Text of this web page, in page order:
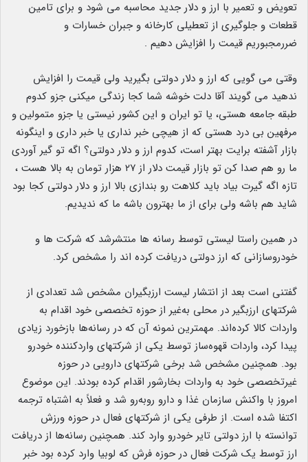
تعویض و تعمیر با ارز و دلار جدید محاسبه می شود و برای تامین
قطعات و جلوگیری از تعطیلی کارخانه و جبران خسارات و
ضررمجبوریم قیمت را افزایش دهیم .
وقتی می گویی که ارز و دلار دولتی بگیرید ولی قیمت را افزایش
ندهید می گویند آقا دلت خوشه شما کجا زندگی میکنی جزو کدوم
طبقه جامعه هستی، یا تو ایران و این کشور نیستی یا جزو متمولین و
مرفهین بی درد هستی که از هیچی خبر نداری یا خبر داری و اینگونه
بازار آشفته برایت بهتر است، کدوم ارز و دلار دولتی؟ اگه تو گیر آوردی
ما رو هم صدا کن تو بازار قیمت دلار از ۲۷ هزار تومان به بالا هست ،
تازه اگه گیرت بیاد باید کلاهت رو بندازی بالا ارز و دلار دولتی کجا بود
شاید هم باشه ولی برای از ما بهترون باشه ما که ندیدیم.
در همین راستا لیستی توسط رسانه ها منتشرشد که شرکت ها و
خودروسازانی که ارز دولتی دریافت کرده اند را مشخص کرد.
گفتنی است بعد از انتشار لیست ارزبگیران مشخص شد تعدادی از
شرکتهای ارزبگیر در محلی به‌غیر از حوزه تخصصی خود اقدام به
واردات کالا کرده‌اند. مهمترین نمونه آن که در رسانه‌ها بازخورد زیادی
پیدا کرد، واردات قهوه‌ساز توسط یکی از شرکتهای واردکننده خودرو
بود. همچنین مشخص شد برخی شرکتهای دارویی در حوزه
غیرتخصصی خود به واردات بخارشور اقدام کرده بودند. این موضوع
امروز با واکنش سازمان غذا و دارو روبه‌رو شد و فعلاً به اشتباه ترجمه
اکتفا شده است. از طرفی یکی از شرکتهای فعال در حوزه ورزش
توانسته با ارز دولتی تایر خودرو وارد کند. همچنین رسانه‌ها از دریافت
ارز توسط یک شرکت فعال در حوزه فرش که لوبیا وارد کرده بود خبر